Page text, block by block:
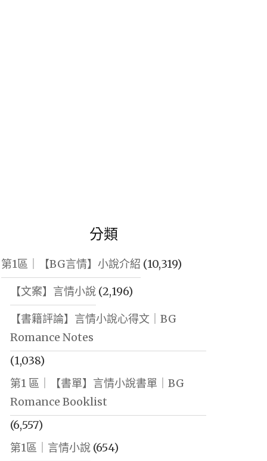
分類
第1區｜【BG言情】小說介紹 (10,319)
【文案】言情小說(2,196)
【書籍評論】言情小說心得文｜BG
Romance Notes
(1,038)
第1 區｜【書單】言情小說書單｜BG
Romance Booklist
(6,557)
第1區｜言情小說(654)